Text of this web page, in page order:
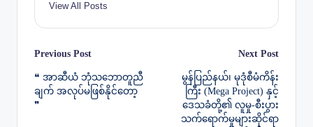
View All Posts
Post
navigation
Previous Post
❝ အာဆီယံ ဘုံသဘောတူညီ
ချက် အလုပ်မဖြစ်နိုင်တော့
❞
Next Post
မွန်ပြည်နယ်၊ မုဒုံစီမံကိန်း
ကြီး (Mega Project) နှင့်
ဒေသခံတို့၏ လူမှု-စီးပွား
သက်ရောက်မှုများဆိုင်ရာ